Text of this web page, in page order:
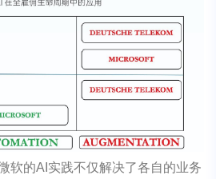
软的AI实践不仅解决了各自的业务